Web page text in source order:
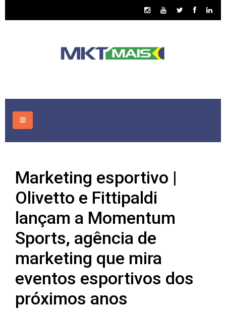
CONSULTORIA
ASSUNTOS
PUBLICAÇÕES
CONTATOS
Marketing esportivo |
Olivetto e Fittipaldi
lançam a Momentum
Sports, agência de
marketing que mira
eventos esportivos dos
próximos anos